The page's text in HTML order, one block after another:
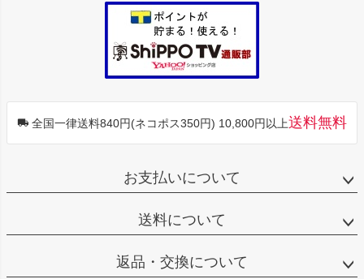
全国一律送料840円(ネコポス350円) 10,800円以上送料無料
お支払いについて
送料について
返品・交換について